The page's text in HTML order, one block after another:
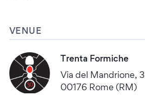
VENUE
Trenta Formiche
Via del Mandrione, 3
00176 Rome (RM)